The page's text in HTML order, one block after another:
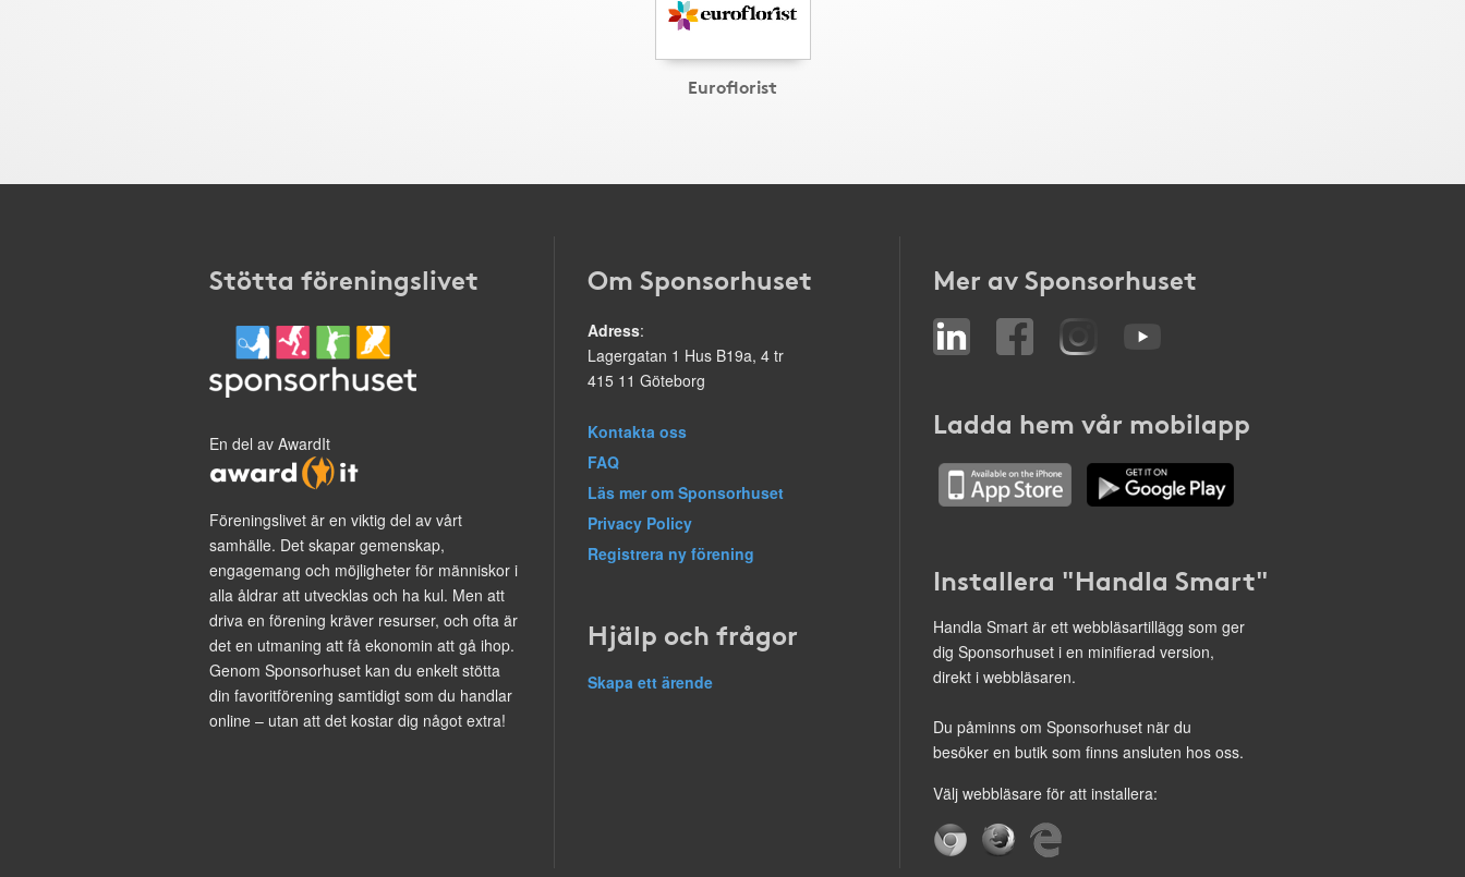
Euroflorist
Stötta föreningslivet
En del av AwardIt
Föreningslivet är en viktig del av vårt
samhälle. Det skapar gemenskap,
engagemang och möjligheter för människor i
alla åldrar att utvecklas och ha kul. Men att
driva en förening kräver resurser, och ofta är
det en utmaning att få ekonomin att gå ihop.
Genom Sponsorhuset kan du enkelt stötta
din favoritförening samtidigt som du handlar
online – utan att det kostar dig något extra!
Om Sponsorhuset
Adress:
Lagergatan 1 Hus B19a, 4 tr
415 11 Göteborg
Kontakta oss
FAQ
Läs mer om Sponsorhuset
Privacy Policy
Registrera ny förening
Hjälp och frågor
Skapa ett ärende
Mer av Sponsorhuset
Ladda hem vår mobilapp
Installera "Handla Smart"
Handla Smart är ett webbläsartillägg som ger
dig Sponsorhuset i en minifierad version,
direkt i webbläsaren.
Du påminns om Sponsorhuset när du
besöker en butik som finns ansluten hos oss.
Välj webbläsare för att installera: